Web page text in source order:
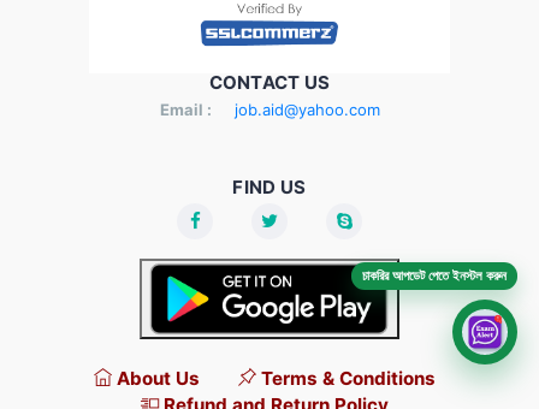
CONTACT US
Email : job.aid@yahoo.com
FIND US
About Us
Terms & Conditions
চাকরির আপডেট পেতে ইনস্টল করুন